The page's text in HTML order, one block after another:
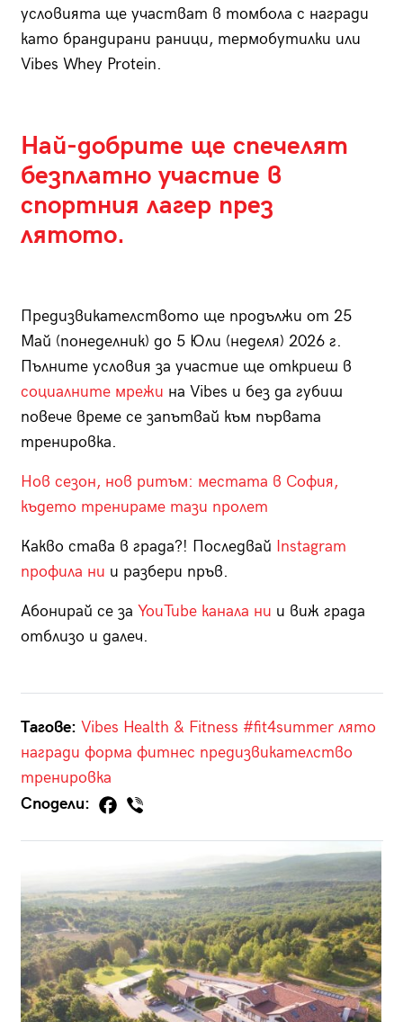
условията ще участват в томбола с награди
като брандирани раници, термобутилки или
Vibes Whey Protein.
Най-добрите ще спечелят
безплатно участие в
спортния лагер през
лятото.
Предизвикателството ще продължи от 25
Май (понеделник) до 5 Юли (неделя) 2026 г.
Пълните условия за участие ще откриеш в
социалните мрежи на Vibes и без да губиш
повече време се запътвай към първата
тренировка.
Нов сезон, нов ритъм: местата в София,
където тренираме тази пролет
Какво става в града?! Последвай Instagram
профила ни и разбери пръв.
Абонирай се за YouTube канала ни и виж града
отблизо и далеч.
Тагове: Vibes Health & Fitness #fit4summer лято
награди форма фитнес предизвикателство
тренировка
Сподели: